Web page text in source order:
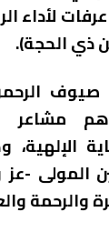
لأداء
ذي الحجة).
صيوف
مشاعر
المولى
والرحمة